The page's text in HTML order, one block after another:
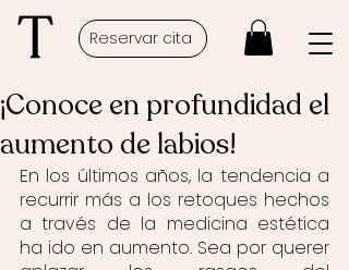
Reservar cita
¡Conoce en profundidad el
aumento de labios!
En los últimos años, la tendencia a
recurrir más a los retoques hechos
a través de la medicina estética
ha ido en aumento. Sea por querer